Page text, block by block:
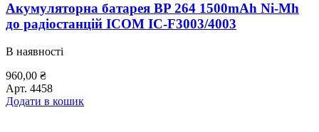
Акумуляторна батарея BP 264 1500mAh Ni-Mh
до радіостанцій ICOM IC-F3003/4003
В наявності
960,00 ₴
Арт. 4458
Додати в кошик